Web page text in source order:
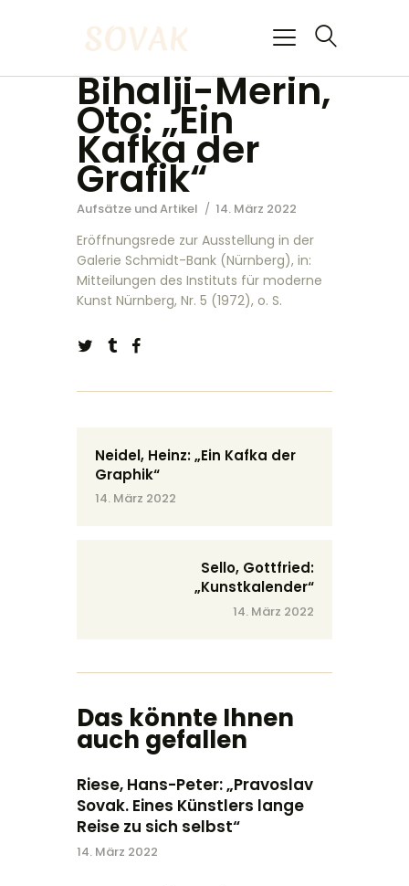
HOME
KÜNSTLER
STIFTUNG
Bihalji-Merin,
Oto: „Ein
Kafka der
Grafik“
Aufsätze und Artikel 14. März 2022
Eröffnungsrede zur Ausstellung in der
Galerie Schmidt-Bank (Nürnberg), in:
Mitteilungen des Instituts für moderne
Kunst Nürnberg, Nr. 5 (1972), o. S.
Neidel, Heinz: „Ein Kafka der
Graphik“
14. März 2022
Sello, Gottfried:
„Kunstkalender“
14. März 2022
Das könnte Ihnen
auch gefallen
Riese, Hans-Peter: „Pravoslav
Sovak. Eines Künstlers lange
Reise zu sich selbst“
14. März 2022